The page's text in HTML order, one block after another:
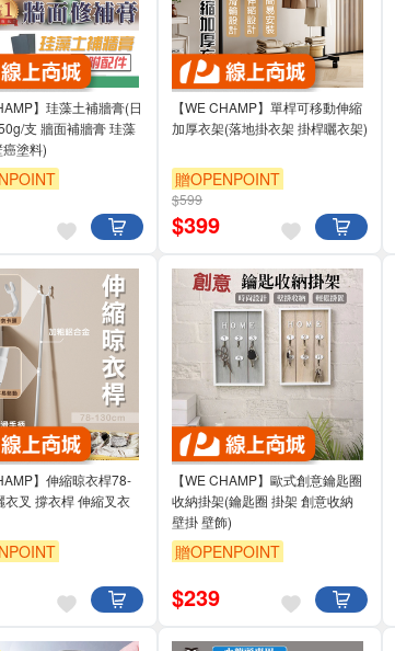
】珪藻土補牆膏(日
支 牆面補牆膏 珪藻
塗料)
【WE CHAMP】單桿可移動伸縮
加厚衣架(落地掛衣架 掛桿曬衣架)
贈OPENPOINT
$599
$399
】伸縮晾衣桿78-
衣叉 撐衣桿 伸縮叉衣
【WE CHAMP】歐式創意鑰匙圈
收納掛架(鑰匙圈 掛架 創意收納
壁掛 壁飾)
贈OPENPOINT
$239